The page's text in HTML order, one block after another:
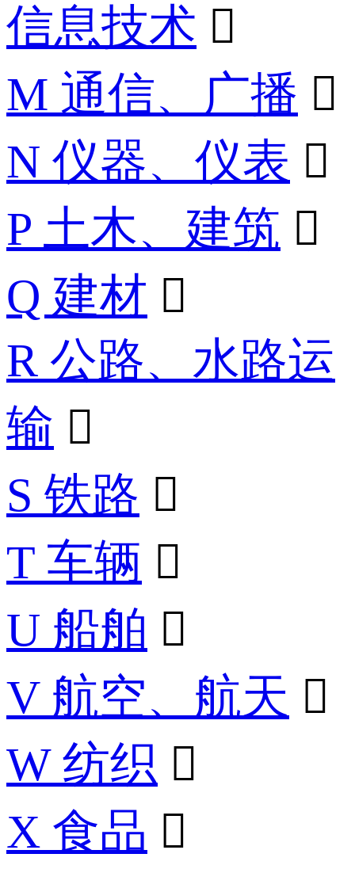
信息技术 
M 通信、广播 
N 仪器、仪表 
P 土木、建筑 
Q 建材 
R 公路、水路运
输 
S 铁路 
T 车辆 
U 船舶 
V 航空、航天 
W 纺织 
X 食品 